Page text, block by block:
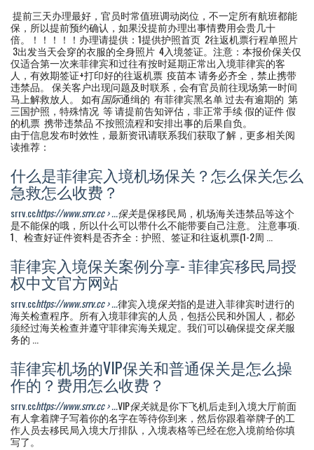
提前三天办理最好，官员时常值班调动岗位，不一定所有航班都能
保，所以提前预约确认，如果没提前办理出事情费用会贵几十
倍。！！！！！办理请提供：1提供护照首页 2往返机票行程单照片
3出发当天会穿的衣服的全身照片 4入境签证。注意：本报价保关仅
仅适合第一次来菲律宾和过往有按时延期正常出入境菲律宾的客
人，有效期签证+打印好的往返机票 疫苗本 请务必齐全，禁止携带
违禁品。 保关客户出现问题及时联系，会有官员前往现场第一时间
马上解救放人。 如有国际通缉的 有菲律宾黑名单 过去有逾期的 第
三国护照，特殊情况 等 请提前告知评估，非正常手续 假的证件 假
的机票 携带违禁品 不按照流程和安排出事的后果自负。
由于信息发布时效性，最新资讯请联系我们获取了解，更多相关阅
读推荐：
什么是菲律宾入境机场保关？怎么保关怎么
急救怎么收费？
srrv.cchttps://www.srrv.cc › ...保关是保移民局，机场海关违禁品等这个
是不能保的哦，所以什么可以带什么不能带要自己注意。 注意事项.
1、检查好证件资料是否齐全：护照、签证和往返机票(1-2周 ...
菲律宾入境保关案例分享- 菲律宾移民局授
权中文官方网站
srrv.cchttps://www.srrv.cc › ...律宾入境保关指的是进入菲律宾时进行的
海关检查程序。所有入境菲律宾的人员，包括公民和外国人，都必
须经过海关检查并遵守菲律宾海关规定。我们可以确保提交保关服
务的 ...
菲律宾机场的VIP保关和普通保关是怎么操
作的？费用怎么收费？
srrv.cchttps://www.srrv.cc › ...VIP保关就是你下飞机后走到入境大厅前面
有人拿着牌子写着你的名字在等待你到来，然后你跟着举牌子的工
作人员去移民局入境大厅排队，入境表格等已经在您入境前给你填
写了。